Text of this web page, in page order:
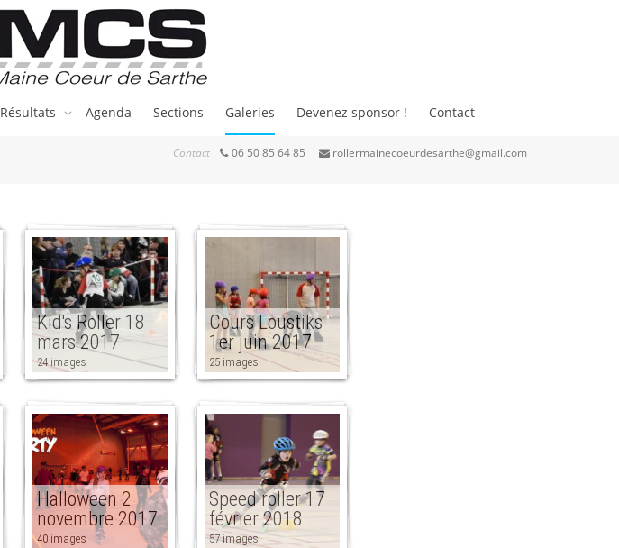
Résultats Agenda Sections Galeries Devenez sponsor ! Contact
Contact 06 50 85 64 85 rollermainecoeurdesarthe@gmail.com
Kid's Roller 18
mars 2017
24 images
Cours Loustiks
1er juin 2017
25 images
Halloween 2
novembre 2017
40 images
Speed roller 17
février 2018
57 images